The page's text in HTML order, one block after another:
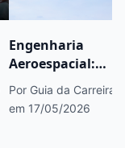
Engenharia
Aeroespacial:
saiba tudo sobre
esse curso
Por Guia da Carreira
em 17/05/2026